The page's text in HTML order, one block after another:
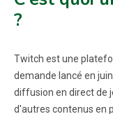
?
Twitch est une
demande lancé en
diffusion en direct de
d'autres contenus en